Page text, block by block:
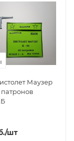
Маузер
патронов
/шт